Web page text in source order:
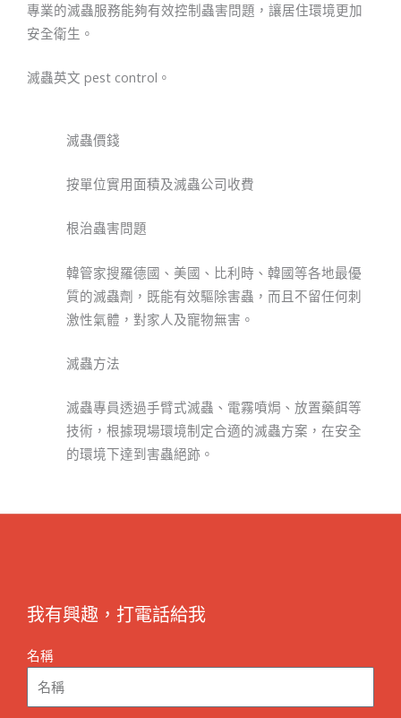
專業的滅蟲服務能夠有效控制蟲害問題，讓居住環境更加
安全衛生。
滅蟲英文 pest control。
滅蟲價錢​
按單位實用面積及滅蟲公司收費
根治蟲害問題
韓管家搜羅德國、美國、比利時、韓國等各地最優
質的滅蟲劑，既能有效驅除害蟲，而且不留任何刺
激性氣體，對家人及寵物無害。
滅蟲方法
滅蟲專員透過手臂式滅蟲、電霧噴焗、放置藥餌等
技術，根據現場環境制定合適的滅蟲方案，在安全
的環境下達到害蟲絕跡。
我有興趣，打電話給我
名稱